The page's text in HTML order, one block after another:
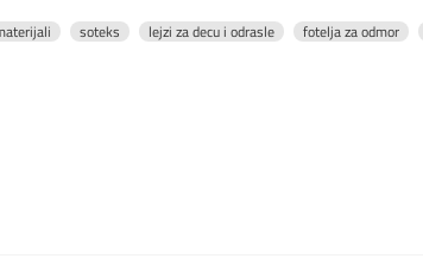
soteks lejzi za decu i odrasle fotelja za odmor